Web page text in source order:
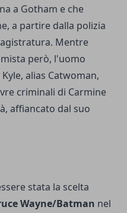
a Gotham e che
a partire dalla polizia
Mentre
però, l'uomo
alias Catwoman,
criminali di Carmine
affiancato dal suo
stata la scelta
Wayne/Batman nel